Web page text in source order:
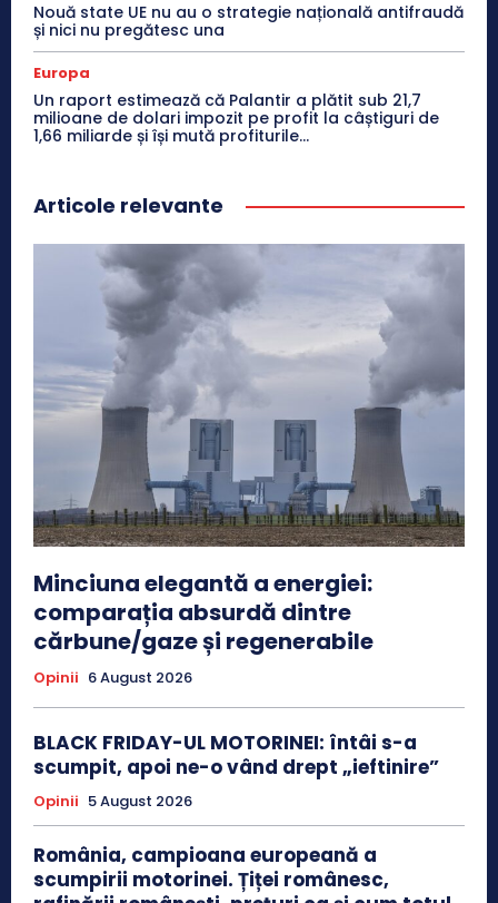
Nouă state UE nu au o strategie națională antifraudă
și nici nu pregătesc una
Europa
Un raport estimează că Palantir a plătit sub 21,7
milioane de dolari impozit pe profit la câștiguri de
1,66 miliarde și își mută profiturile...
Articole relevante
Minciuna elegantă a energiei:
comparația absurdă dintre
cărbune/gaze și regenerabile
Opinii 6 August 2026
BLACK FRIDAY-UL MOTORINEI: întâi s-a
scumpit, apoi ne-o vând drept „ieftinire”
Opinii 5 August 2026
România, campioana europeană a
scumpirii motorinei. Țiței românesc,